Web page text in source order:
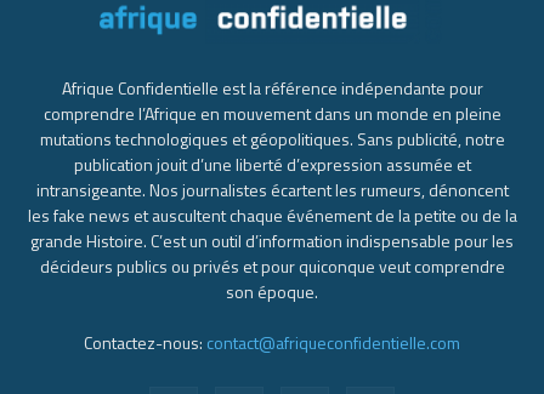
Afrique Confidentielle est la référence indépendante pour
comprendre l’Afrique en mouvement dans un monde en pleine
mutations technologiques et géopolitiques. Sans publicité, notre
publication jouit d’une liberté d’expression assumée et
intransigeante. Nos journalistes écartent les rumeurs, dénoncent
les fake news et auscultent chaque événement de la petite ou de la
grande Histoire. C’est un outil d’information indispensable pour les
décideurs publics ou privés et pour quiconque veut comprendre
son époque.
Contactez-nous: contact@afriqueconfidentielle.com